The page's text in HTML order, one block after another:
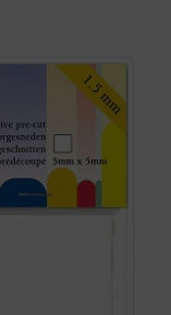
können Sie die